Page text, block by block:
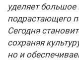
уделяет
подрастающего
Сегодня
сохраняя
но и